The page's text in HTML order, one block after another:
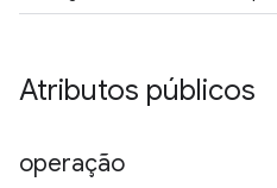
Atributos públicos
operação